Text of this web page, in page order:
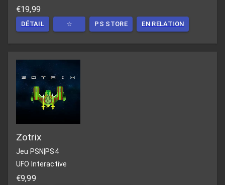
€19,99
DÉTAIL ☆ PS STORE EN RELATION
Zotrix
Jeu PSN PS4
UFO Interactive
€9,99